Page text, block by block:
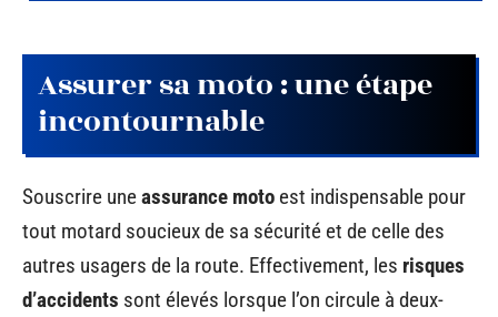
Assurer sa moto : une étape
incontournable
Souscrire uneassurance moto est indispensable pour
tout motard soucieux de sa sécurité et de celle des
autres usagers de la route. Effectivement, les risques
d’accidents sont élevés lorsque l’on circule à deux-